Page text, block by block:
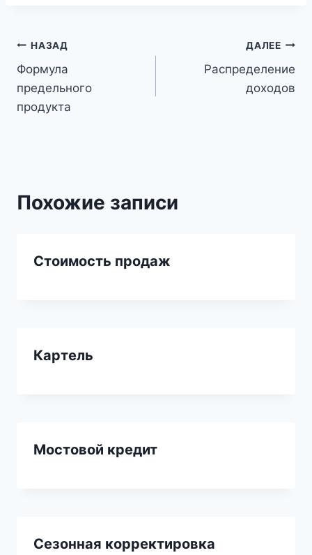
Навигация
по
записям
НАЗАД
Формула
предельного
продукта
ДАЛЕЕ
Распределение
доходов
Похожие записи
Стоимость продаж
Картель
Мостовой кредит
Сезонная корректировка